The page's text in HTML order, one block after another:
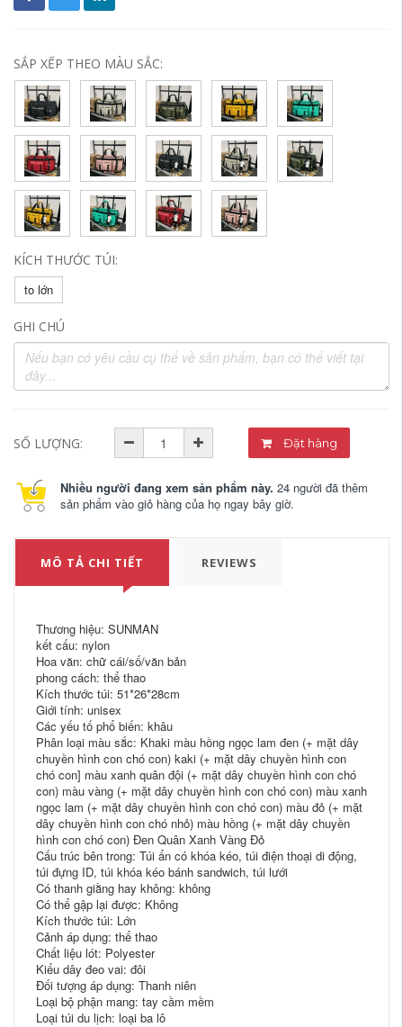
SẮP XẾP THEO MÀU SẮC:
KÍCH THƯỚC TÚI:
to lớn
GHI CHÚ
SỐ LƯỢNG: Đặt hàng
Nhiều người đang xem sản phẩm này. 24 người đã thêm
sản phẩm vào giỏ hàng của họ ngay bây giờ.
MÔ TẢ CHI TIẾT REVIEWS
Thương hiệu: SUNMAN
kết cấu: nylon
Hoa văn: chữ cái/số/văn bản
phong cách: thể thao
Kích thước túi: 51*26*28cm
Giới tính: unisex
Các yếu tố phổ biến: khâu
Phân loại màu sắc: Khaki màu hồng ngọc lam đen (+ mặt dây
chuyền hình con chó con) kaki (+ mặt dây chuyền hình con
chó con] màu xanh quân đội (+ mặt dây chuyền hình con chó
con) màu vàng (+ mặt dây chuyền hình con chó con) màu xanh
ngọc lam (+ mặt dây chuyền hình con chó con) màu đỏ (+ mặt
dây chuyền hình con chó nhỏ) màu hồng (+ mặt dây chuyền
hình con chó con) Đen Quân Xanh Vàng Đỏ
Cấu trúc bên trong: Túi ẩn có khóa kéo, túi điện thoại di động,
túi đựng ID, túi khóa kéo bánh sandwich, túi lưới
Có thanh giằng hay không: không
Có thể gập lại được: Không
Kích thước túi: Lớn
Cảnh áp dụng: thể thao
Chất liệu lót: Polyester
Kiểu dây đeo vai: đôi
Đối tượng áp dụng: Thanh niên
Loại bộ phận mang: tay cầm mềm
Loại túi du lịch: loại ba lô